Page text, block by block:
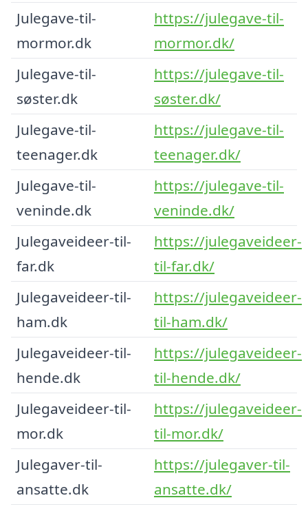
Julegave-til-
mormor.dk
https://julegave-til-
mormor.dk/
Julegave-til-
søster.dk
https://julegave-til-
søster.dk/
Julegave-til-
teenager.dk
https://julegave-til-
teenager.dk/
Julegave-til-
veninde.dk
https://julegave-til-
veninde.dk/
Julegaveideer-til-
far.dk
https://julegaveideer-
til-far.dk/
Julegaveideer-til-
ham.dk
https://julegaveideer-
til-ham.dk/
Julegaveideer-til-
hende.dk
https://julegaveideer-
til-hende.dk/
Julegaveideer-til-
mor.dk
https://julegaveideer-
til-mor.dk/
Julegaver-til-
ansatte.dk
https://julegaver-til-
ansatte.dk/